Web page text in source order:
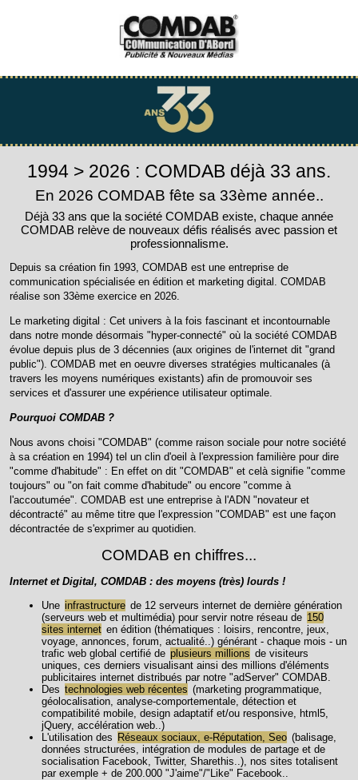
1994 > 2026 : COMDAB déjà 33 ans.
En 2026 COMDAB fête sa 33ème année..
Déjà 33 ans que la société COMDAB existe, chaque année
COMDAB relève de nouveaux défis réalisés avec passion et
professionnalisme.
Depuis sa création fin 1993, COMDAB est une entreprise de
communication spécialisée en édition et marketing digital. COMDAB
réalise son 33ème exercice en 2026.
Le marketing digital : Cet univers à la fois fascinant et incontournable
dans notre monde désormais "hyper-connecté" où la société COMDAB
évolue depuis plus de 3 décennies (aux origines de l'internet dit "grand
public"). COMDAB met en oeuvre diverses stratégies multicanales (à
travers les moyens numériques existants) afin de promouvoir ses
services et d'assurer une expérience utilisateur optimale.
Pourquoi COMDAB ?
Nous avons choisi "COMDAB" (comme raison sociale pour notre société
à sa création en 1994) tel un clin d'oeil à l'expression familière pour dire
"comme d'habitude" : En effet on dit "COMDAB" et celà signifie "comme
toujours" ou "on fait comme d'habitude" ou encore "comme à
l'accoutumée". COMDAB est une entreprise à l'ADN "novateur et
décontracté" au même titre que l'expression "COMDAB" est une façon
décontractée de s'exprimer au quotidien.
COMDAB en chiffres...
Internet et Digital, COMDAB : des moyens (très) lourds !
Une infrastructure de 12 serveurs internet de dernière génération
(serveurs web et multimédia) pour servir notre réseau de 150
sites internet en édition (thématiques : loisirs, rencontre, jeux,
voyage, annonces, forum, actualité..) générant - chaque mois - un
trafic web global certifié de plusieurs millions de visiteurs
uniques, ces derniers visualisant ainsi des millions d'éléments
publicitaires internet distribués par notre "adServer" COMDAB.
Des technologies web récentes (marketing programmatique,
géolocalisation, analyse-comportementale, détection et
compatibilité mobile, design adaptatif et/ou responsive, html5,
jQuery, accélération web..)
L'utilisation des Réseaux sociaux, e-Réputation, Seo (balisage,
données structurées, intégration de modules de partage et de
socialisation Facebook, Twitter, Sharethis..), nos sites totalisent
par exemple + de 200.000 "J'aime"/"Like" Facebook..